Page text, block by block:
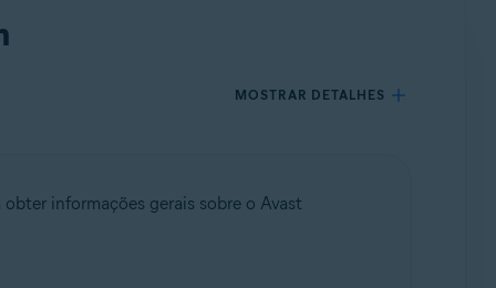
MOSTRAR DETALHES
obter informações gerais sobre o Avast